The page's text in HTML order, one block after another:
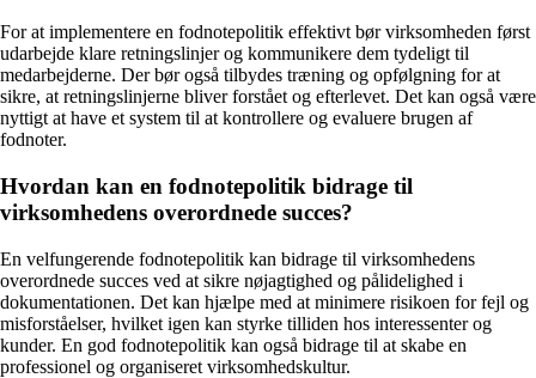
For at implementere en fodnotepolitik effektivt bør virksomheden først
udarbejde klare retningslinjer og kommunikere dem tydeligt til
medarbejderne. Der bør også tilbydes træning og opfølgning for at
sikre, at retningslinjerne bliver forstået og efterlevet. Det kan også være
nyttigt at have et system til at kontrollere og evaluere brugen af
fodnoter.
Hvordan kan en fodnotepolitik bidrage til
virksomhedens overordnede succes?
En velfungerende fodnotepolitik kan bidrage til virksomhedens
overordnede succes ved at sikre nøjagtighed og pålidelighed i
dokumentationen. Det kan hjælpe med at minimere risikoen for fejl og
misforståelser, hvilket igen kan styrke tilliden hos interessenter og
kunder. En god fodnotepolitik kan også bidrage til at skabe en
professionel og organiseret virksomhedskultur.